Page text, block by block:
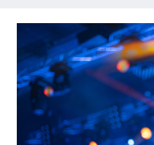
L’obbligo